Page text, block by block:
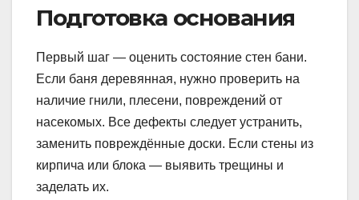
Подготовка основания
Первый шаг — оценить состояние стен бани.
Если баня деревянная, нужно проверить на
наличие гнили, плесени, повреждений от
насекомых. Все дефекты следует устранить,
заменить повреждённые доски. Если стены из
кирпича или блока — выявить трещины и
заделать их.